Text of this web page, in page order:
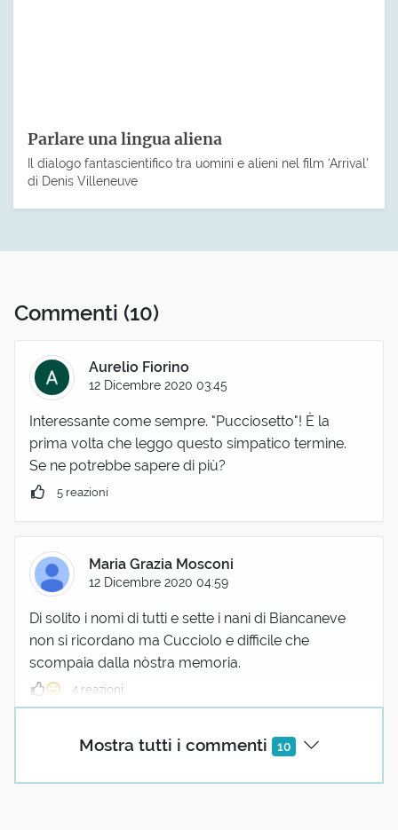
Parlare una lingua aliena
Il dialogo fantascientifico tra uomini e alieni nel film ‘Arrival’
di Denis Villeneuve
Commenti (10)
Mostra tutti i commenti 10
Aurelio Fiorino
12 Dicembre 2020 03:45
Interessante come sempre. "Pucciosetto"! È la
prima volta che leggo questo simpatico termine.
Se ne potrebbe sapere di più?
5 reazioni
Maria Grazia Mosconi
12 Dicembre 2020 04:59
Di solito i nomi di tutti e sette i nani di Biancaneve
non si ricordano ma Cucciolo e difficile che
scompaia dalla nòstra memoria.
4 reazioni